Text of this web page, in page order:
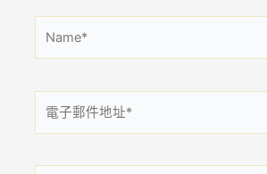
子
件